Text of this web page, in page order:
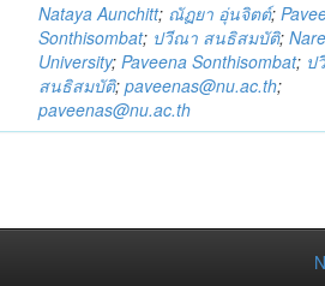
Nataya Aunchitt; ณัฏยา อุ่นจิตต์;
Sonthisombat; ปวีณา สนธิสมบัติ;
University;Paveena Sonthisombat; ป
สนธิสมบัติ;paveenas@nu.ac.th;
paveenas@nu.ac.th